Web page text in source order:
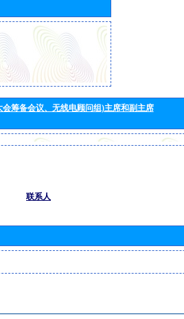
筹备会议、无线电顾问组)主席和副主席
联系人